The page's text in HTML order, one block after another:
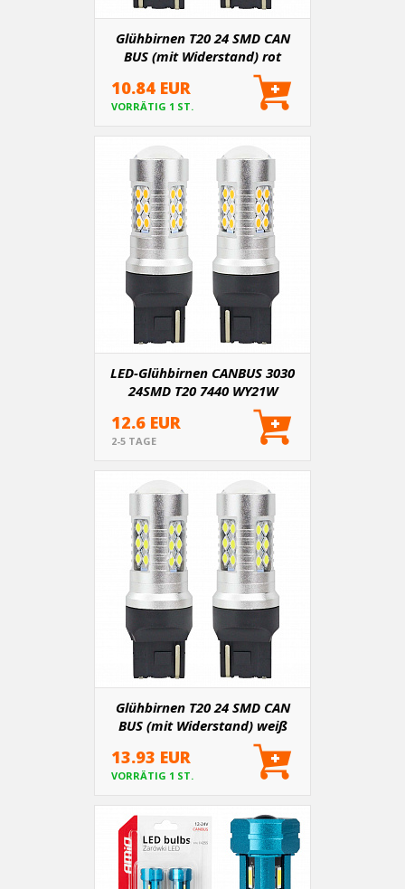
Glühbirnen T20 24 SMD CAN
BUS (mit Widerstand) rot
10.84 EUR
VORRÄTIG 1 ST.
LED-Glühbirnen CANBUS 3030
24SMD T20 7440 WY21W
12.6 EUR
2-5 TAGE
Glühbirnen T20 24 SMD CAN
BUS (mit Widerstand) weiß
13.93 EUR
VORRÄTIG 1 ST.